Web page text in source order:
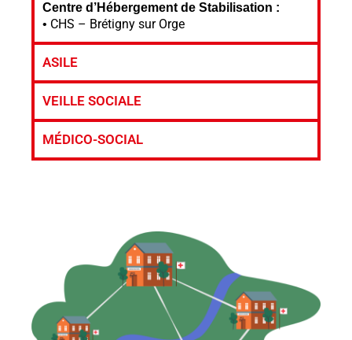
Centre d’Hébergement de Stabilisation :
• CHS – Brétigny sur Orge
ASILE
VEILLE SOCIALE
MÉDICO-SOCIAL